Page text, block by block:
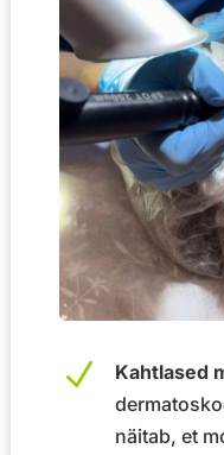
N Kahtlased
näitab, et